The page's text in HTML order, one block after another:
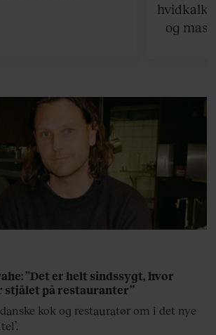
og
”Det er helt sindssygt, hvor
stjålet på restauranter”
kok og restauratør om i det nye